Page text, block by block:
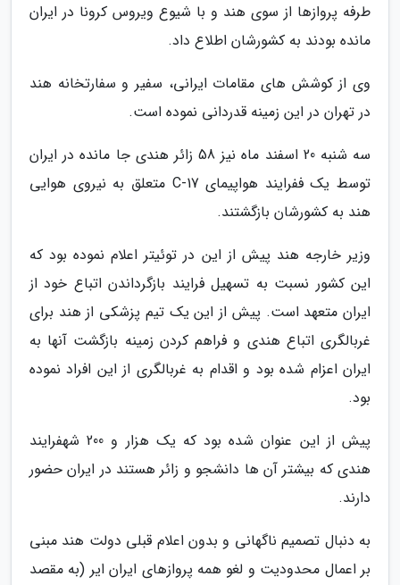
طرفه پروازها از سوی هند و با شیوع ویروس کرونا در ایران
مانده بودند به کشورشان اطلاع داد.
وی از کوشش های مقامات ایرانی، سفیر و سفارتخانه هند
در تهران در این زمینه قدردانی نموده است.
سه شنبه 20 اسفند ماه نیز 58 زائر هندی جا مانده در ایران
توسط یک ففرایند هواپیمای C-17 متعلق به نیروی هوایی
هند به کشورشان بازگشتند.
وزیر خارجه هند پیش از این در توئیتر اعلام نموده بود که
این کشور نسبت به تسهیل فرایند بازگرداندن اتباع خود از
ایران متعهد است. پیش از این یک تیم پزشکی از هند برای
غربالگری اتباع هندی و فراهم کردن زمینه بازگشت آنها به
ایران اعزام شده بود و اقدام به غربالگری از این افراد نموده
بود.
پیش از این عنوان شده بود که یک هزار و 200 شهفرایند
هندی که بیشتر آن ها دانشجو و زائر هستند در ایران حضور
دارند.
به دنبال تصمیم ناگهانی و بدون اعلام قبلی دولت هند مبنی
بر اعمال محدودیت و لغو همه پروازهای ایران ایر (به مقصد